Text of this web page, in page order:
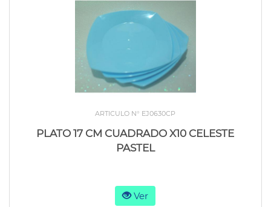
ARTICULO N° EJ0630CP
PLATO 17 CM CUADRADO X10 CELESTE
PASTEL
Ver